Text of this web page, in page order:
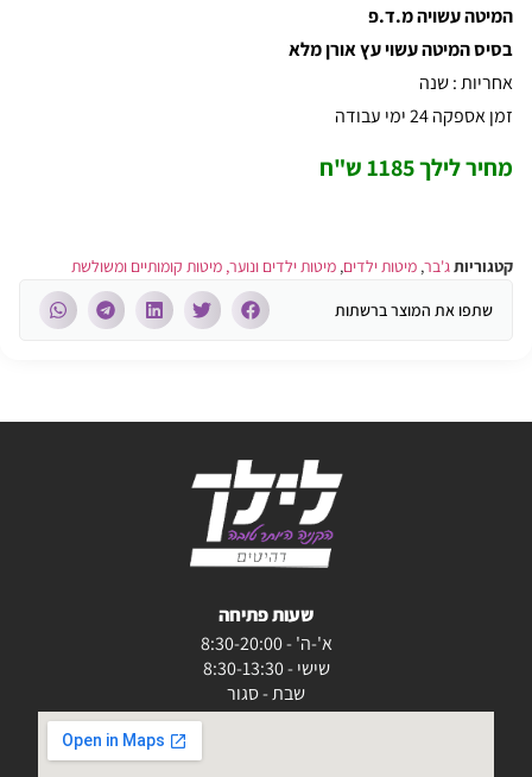
המיטה עשויה מ.ד.פ
בסיס המיטה עשוי עץ אורן מלא
אחריות : שנה
זמן אספקה 24 ימי עבודה
מחיר לילך 1185 ש"ח
קטגוריותג'בר, מיטות ילדים, מיטות ילדים ונוער, מיטות קומותיים ומשולשת
שתפו את המוצר ברשתות
שעות פתיחה
א'-ה' - 8:30-20:00
שישי - 8:30-13:30
שבת - סגור